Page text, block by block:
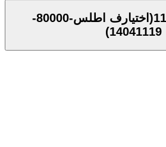
(
اختیارف اطلس-80000-
14041119
)